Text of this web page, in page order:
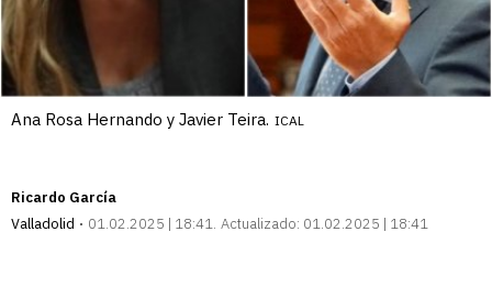
Ana Rosa Hernando y Javier Teira. ICAL
Ricardo García
Valladolid
01.02.2025 | 18:41 Actualizado: 01.02.2025 | 18:41